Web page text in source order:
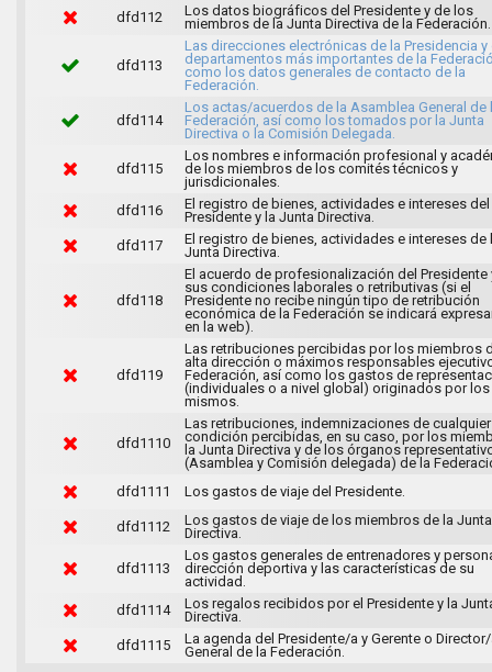
dfd112
Los datos biográficos del Presidente y de los
miembros de la Junta Directiva de la Federación.
dfd113
Las direcciones electrónicas de la Presidencia y
departamentos más importantes de la
como los datos generales de contacto de la
Federación.
dfd114
Los actas/acuerdos de la Asamblea General de
Federación, así como los tomados por la Junta
Directiva o la Comisión Delegada.
dfd115
Los nombres e información profesional y
de los miembros de los comités técnicos y
jurisdicionales.
dfd116
El registro de bienes, actividades e intereses del
Presidente y la Junta Directiva.
dfd117
El registro de bienes, actividades e intereses de
Junta Directiva.
dfd118
El acuerdo de profesionalización del Presidente
sus condiciones laborales o retributivas (si el
Presidente no recibe ningún tipo de retribución
económica de la Federación se indicará
en la web).
dfd119
Las retribuciones percibidas por los miembros
alta dirección o máximos responsables
Federación, así como los gastos de
(individuales o a nivel global) originados por los
mismos.
dfd1110
Las retribuciones, indemnizaciones de
condición percibidas, en su caso, por los
la Junta Directiva y de los órganos
(Asamblea y Comisión delegada) de la
dfd1111
Los gastos de viaje del Presidente.
dfd1112
Los gastos de viaje de los miembros de la Junta
Directiva.
dfd1113
Los gastos generales de entrenadores y
dirección deportiva y las características de su
actividad.
dfd1114
Los regalos recibidos por el Presidente y la
Directiva.
dfd1115
La agenda del Presidente/a y Gerente o
General de la Federación.